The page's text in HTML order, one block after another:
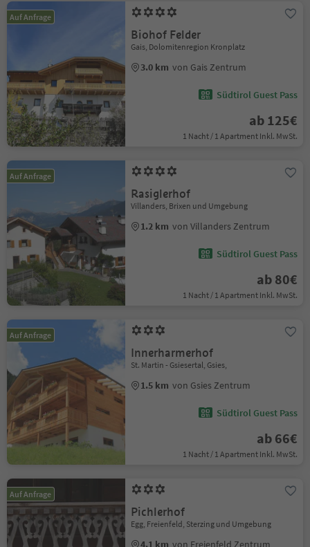
Auf Anfrage
Biohof Felder
Gais, Dolomitenregion Kronplatz
3.0 km von Gais Zentrum
Südtirol Guest Pass
ab 125€
1 Nacht / 1 Apartment Inkl. MwSt.
Auf Anfrage
Rasiglerhof
Villanders, Brixen und Umgebung
1.2 km von Villanders Zentrum
Südtirol Guest Pass
ab 80€
1 Nacht / 1 Apartment Inkl. MwSt.
Auf Anfrage
Innerharmerhof
St. Martin - Gsiesertal, Gsies,
1.5 km von Gsies Zentrum
Südtirol Guest Pass
ab 66€
1 Nacht / 1 Apartment Inkl. MwSt.
Auf Anfrage
Pichlerhof
Egg, Freienfeld, Sterzing und Umgebung
4.1 km von Freienfeld Zentrum